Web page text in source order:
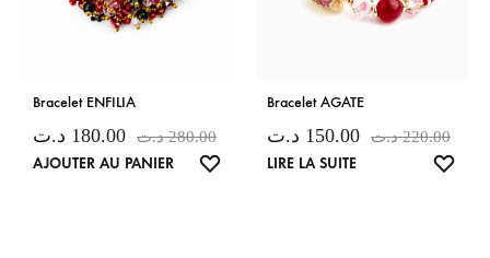
Bracelet ENFILIA
180.00 د.ت 280.00 د.ت
AJOUTER AU PANIER
Bracelet AGATE
150.00 د.ت 220.00 د.ت
LIRE LA SUITE